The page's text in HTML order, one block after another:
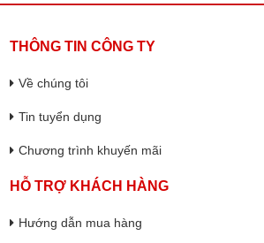
THÔNG TIN CÔNG TY
Về chúng tôi
Tin tuyển dụng
Chương trình khuyến mãi
HỖ TRỢ KHÁCH HÀNG
Hướng dẫn mua hàng